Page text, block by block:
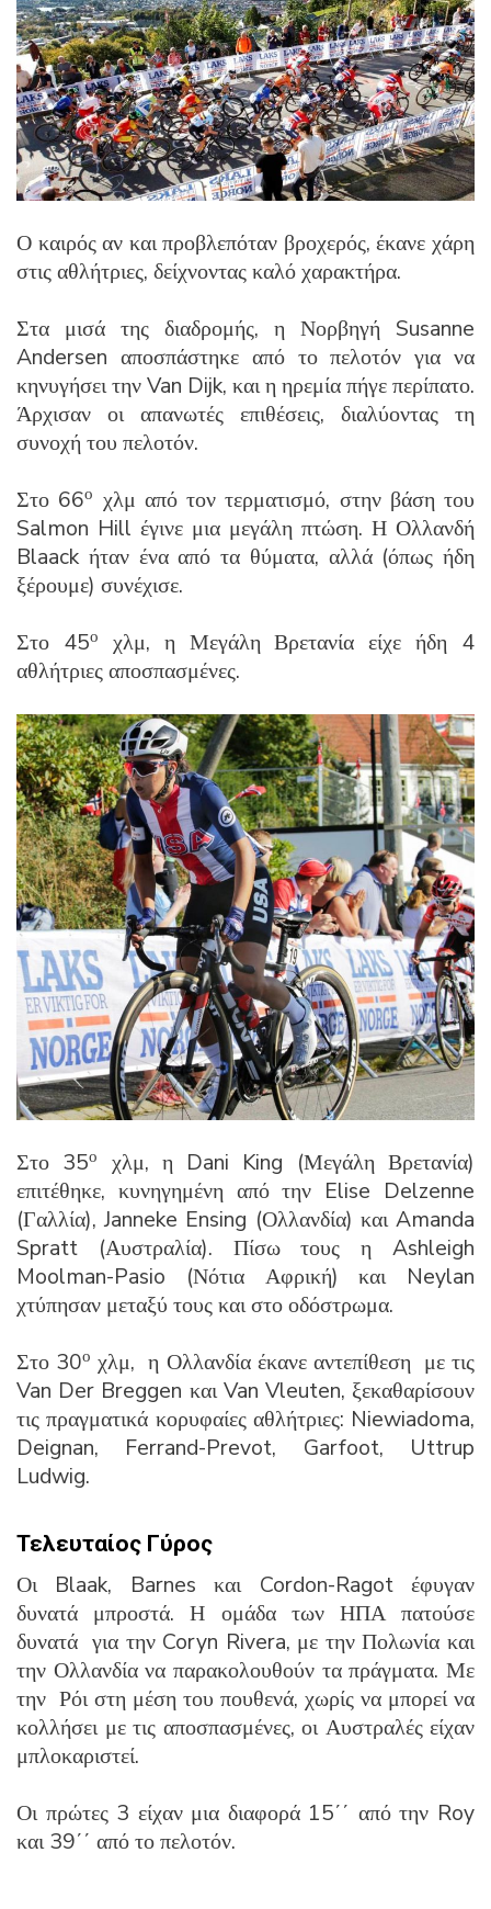
Ο καιρός αν και προβλεπόταν βροχερός, έκανε χάρη
στις αθλήτριες, δείχνοντας καλό χαρακτήρα.
Στα μισά της διαδρομής, η Νορβηγή Susanne
Andersen αποσπάστηκε από το πελοτόν για να
κηνυγήσει την Van Dijk, και η ηρεμία πήγε περίπατο.
Άρχισαν οι απανωτές επιθέσεις, διαλύοντας τη
συνοχή του πελοτόν.
Στο 66ο χλμ από τον τερματισμό, στην βάση του
Salmon Hill έγινε μια μεγάλη πτώση. Η Ολλανδή
Blaack ήταν ένα από τα θύματα, αλλά (όπως ήδη
ξέρουμε) συνέχισε.
Στο 45ο
χλμ, η Μεγάλη Βρετανία είχε ήδη 4
αθλήτριες αποσπασμένες.
Στο 35ο
χλμ, η Dani King (Μεγάλη Βρετανία)
επιτέθηκε, κυνηγημένη από την Elise Delzenne
(Γαλλία), Janneke Ensing (Ολλανδία) και Amanda
Spratt (Αυστραλία). Πίσω τους η Ashleigh
Moolman-Pasio (Νότια Αφρική) και Neylan
χτύπησαν μεταξύ τους και στο οδόστρωμα.
Στο 30ο χλμ, η Ολλανδία έκανε αντεπίθεση με τις
Van Der Breggen και Van Vleuten, ξεκαθαρίσουν
τις πραγματικά κορυφαίες αθλήτριες: Niewiadoma,
Deignan, Ferrand-Prevot, Garfoot, Uttrup
Ludwig.
Τελευταίος Γύρος
Οι Blaak, Barnes και Cordon-Ragot έφυγαν
δυνατά μπροστά. Η ομάδα των ΗΠΑ πατούσε
δυνατά για την Coryn Rivera, με την Πολωνία και
την Ολλανδία να παρακολουθούν τα πράγματα. Με
την Ρόι στη μέση του πουθενά, χωρίς να μπορεί να
κολλήσει με τις αποσπασμένες, οι Αυστραλές είχαν
μπλοκαριστεί.
Οι πρώτες 3 είχαν μια διαφορά 15΄΄ από την Roy
και 39΄΄ από το πελοτόν.